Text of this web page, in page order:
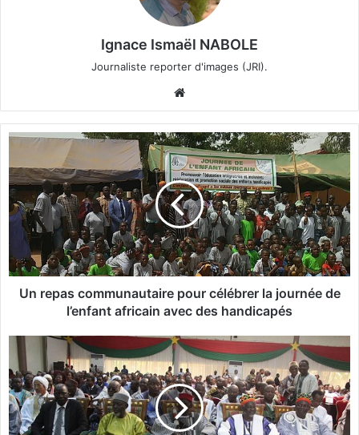
Ignace Ismaël NABOLE
Journaliste reporter d'images (JRI).
bsi
te
U
r
e
p
a
s
c
o
u
t
a
i
Un repas communautaire pour célébrer la journée de
l’enfant africain avec des handicapés
u
r
l
a